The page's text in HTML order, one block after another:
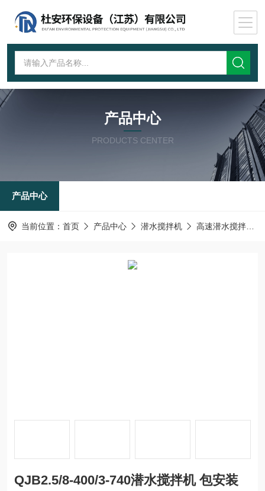
产品中心
PRODUCTS CENTER
产品中心
当前位置： 首页 产品中心 潜水搅拌机 高速潜水搅拌机
QJB2.5/8-400/3-740潜水搅拌机 包安装